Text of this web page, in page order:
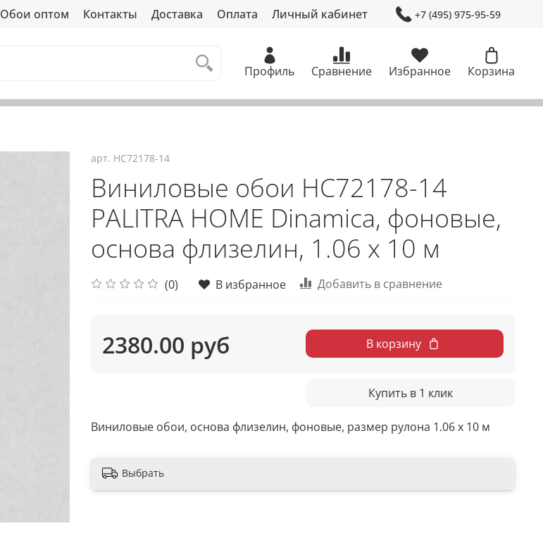
Обои оптом Контакты Доставка Оплата Личный кабинет +7 (495) 975-95-59
Профиль Сравнение Избранное Корзина
арт. HC72178-14
Виниловые обои HC72178-14
PALITRA HOME Dinamica, фоновые,
основа флизелин, 1.06 х 10 м
(0) В избранное Добавить в сравнение
2380.00 руб В корзину
Купить в 1 клик
Виниловые обои, основа флизелин, фоновые, размер рулона 1.06 х 10 м
Выбрать